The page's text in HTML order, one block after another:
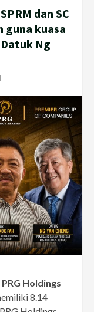
dan SC
guna kuasa
Ng
Holdings
8.14